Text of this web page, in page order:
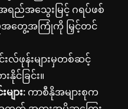
ရည်အသွေးမြင့် ဂရပ်ဖစ်
မှုအတွေ့အကြုံကို မြှင့်တင်
လ်ဖုန်းများမှတစ်ဆင့်
နိုင်ခြင်း။
ျား: ကာစီနိုအများစုက